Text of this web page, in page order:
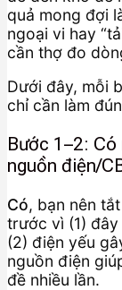
quả mong đợi
ngoại vi hay
cần thợ đo
Dưới đây, mỗi
chỉ cần làm
Bước 1–2: Có
nguồn điện/
Có, bạn nên
trước vì (1)
(2) điện yếu
nguồn điện
đề nhiều lần.